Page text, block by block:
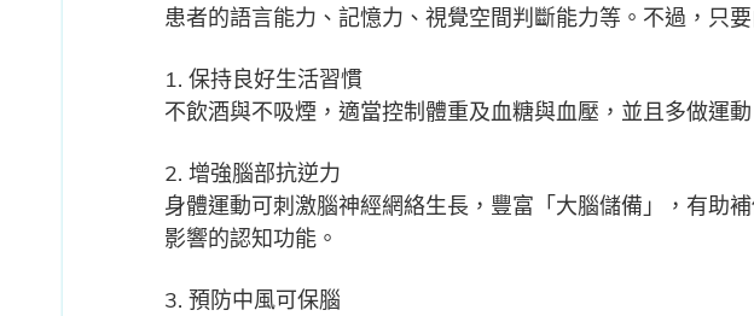
患者的語言能力、記憶力、視覺空間判斷能力等。不過，只
1. 保持良好生活習慣
不飲酒與不吸煙，適當控制體重及血糖與血壓，並且多做運
2. 增強腦部抗逆力
身體運動可刺激腦神經網絡生長，豐富「大腦儲備」，有助
影響的認知功能。
3. 預防中風可保腦